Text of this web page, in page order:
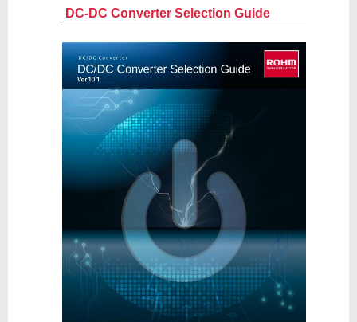
DC-DC Converter Selection Guide